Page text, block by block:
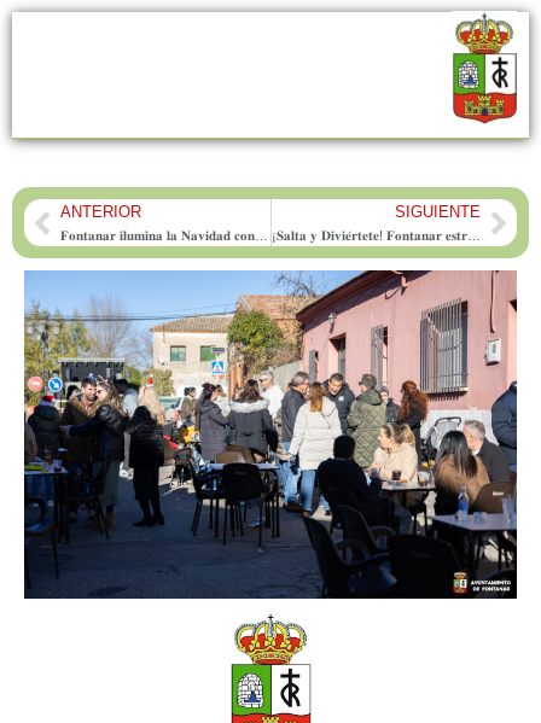
PrevANTERIOR SIGUIENTE
¡𝐒𝐚𝐥𝐭𝐚 𝐲 𝐃𝐢𝐯𝐢𝐞́𝐫𝐭𝐞𝐭𝐞! 𝐅𝐨𝐧𝐭𝐚𝐧𝐚𝐫 𝐞𝐬𝐭𝐫𝐞𝐧𝐚 𝐬𝐮 𝐠𝐫𝐚𝐧 𝐩𝐢𝐬𝐭𝐚 𝐚𝐦𝐞𝐫𝐢𝐜𝐚𝐧𝐚 𝐝𝐞 𝐡𝐢𝐧𝐜𝐡𝐚𝐛𝐥𝐞𝐬 𝐞𝐬𝐭𝐚 𝐭𝐚𝐫𝐝𝐞 𝐚 𝐥𝐚𝐬 𝟏𝟕:𝟑𝟎 𝐡𝐨𝐫𝐚𝐬